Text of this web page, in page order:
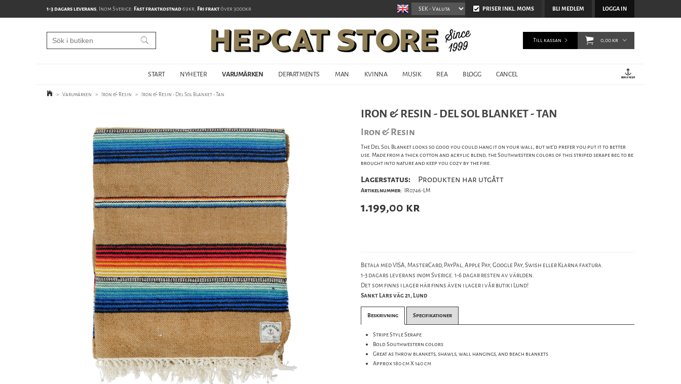
1-3 dagars leverans, Inom Sverige: Fast fraktkostnad69kr, Fri fraktöver 3000kr BLI MEDLEM LOGGA IN
PRISER INKL. MOMS
START NYHETER VARUMÄRKEN DEPARTMENTS MAN KVINNA MUSIK REA BLOGG CANCEL
Till kassan 0,00 kr
> Varumärken > Iron & Resin > Iron & Resin - Del Sol Blanket - Tan
IRON & RESIN - DEL SOL BLANKET - TAN
Iron & Resin
The Del Sol Blanket looks so good you could hang it on your wall, but we'd prefer you put it to better
use. Made from a thick cotton and acrylic blend, the Southwestern colors of this striped serape beg to be
brought into nature and keep you cozy by the fire.
Lagerstatus: Produkten har utgått
Artikelnummer: IR0746-LM
1.199,00 kr
Betala med VISA, MasterCard, PayPal, Apple Pay, Google Pay, Swish eller Klarna faktura.
1-3 dagars leverans inom Sverige. 1-6 dagar resten av världen.
Det som finns i lager här finns även i lager i vår butik i Lund!
Sankt Lars väg 21, Lund
Beskrivning Specifikationer
Stripe Style Serape
Bold Southwestern colors
Great as throw blankets, shawls, wall hangings, and beach blankets
Approx 180 cm X 140 cm